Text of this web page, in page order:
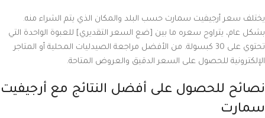
يختلف سعر أرجيفيت سمارت حسب البلد والمكان الذي يتم الشراء منه.
بشكل عام، يتراوح سعره ما بين [ضع السعر التقديري] للعبوة الواحدة التي
تحتوي على 30 كبسولة. من الأفضل مراجعة الصيدليات المحلية أو المتاجر
الإلكترونية للحصول على السعر الدقيق والعروض المتاحة.
نصائح للحصول على أفضل النتائج مع أرجيفيت
سمارت